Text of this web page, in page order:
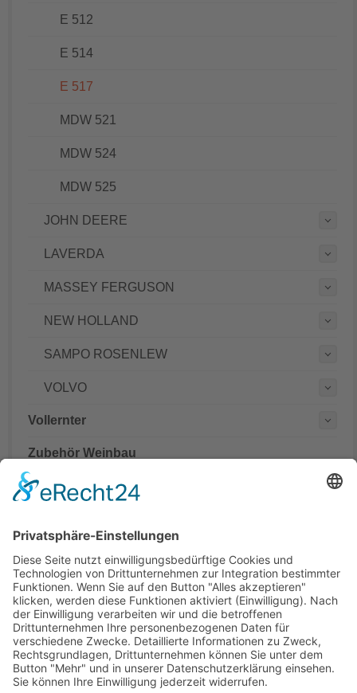
E 512
E 514
E 517
MDW 521
MDW 524
MDW 525
JOHN DEERE
LAVERDA
MASSEY FERGUSON
NEW HOLLAND
SAMPO ROSENLEW
VOLVO
Vollernter
Zubehör Weinbau
Teilenummern
Hinweis:
Es handelt sich um Teile in Erstausrüsterqualität nicht aber
um Originalteile. Die originalen Teilenummern OEM und
Markennamen dienen lediglich der leichteren Zuordnung der
Mähdrescher Ersatzteile.